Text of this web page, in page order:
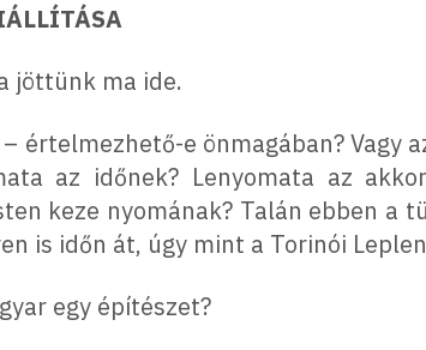
jöttünk ma ide.
értelmezhető-e önmagában? Vagy
az időnek? Lenyomata az
keze nyomának? Talán ebben a
is időn át, úgy mint a Torinói
egy építészet?